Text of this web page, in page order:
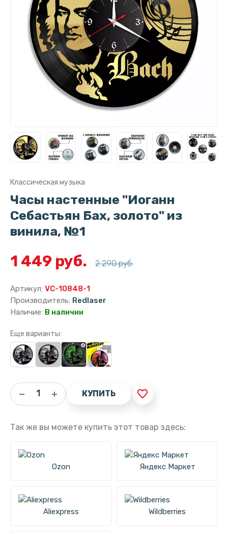
Классическая музыка
Часы настенные "Иоганн
Себастьян Бах, золото" из
винила, №1
1 449 руб. 2 290 руб.
Артикул: VC-10848-1
Производитель: Redlaser
Наличие: В наличии
Еще варианты:
КУПИТЬ favorite_border
Так же вы можете купить этот товар здесь:
Ozon Яндекс Маркет
Aliexpress Wildberries